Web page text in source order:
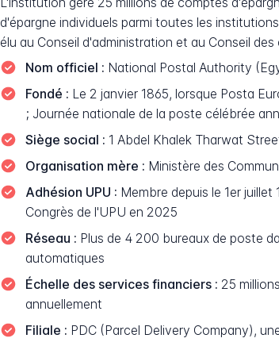
d'épargne individuels parmi toutes les
élu au Conseil d'administration et au Conseil
Nom officiel : National Postal Authority
Fondé : Le 2 janvier 1865, lorsque Posta
; Journée nationale de la poste célébrée
Siège social : 1 Abdel Khalek Tharwat
Organisation mère : Ministère des
Adhésion UPU : Membre depuis le 1er
Congrès de l'UPU en 2025
Réseau : Plus de 4 200 bureaux de poste
automatiques
Échelle des services financiers : 25
annuellement
Filiale : PDC (Parcel Delivery Company),